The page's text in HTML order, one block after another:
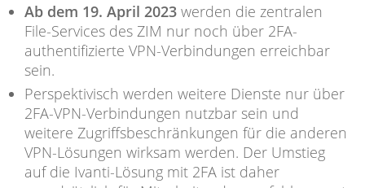
Ab dem 19. April 2023 werden die zentralen
File-Services des ZIM nur noch über 2FA-
authentifizierte VPN-Verbindungen erreichbar
sein.
Perspektivisch werden weitere Dienste nur über
2FA-VPN-Verbindungen nutzbar sein und
weitere Zugriffsbeschränkungen für die anderen
VPN-Lösungen wirksam werden. Der Umstieg
auf die Ivanti-Lösung mit 2FA ist daher